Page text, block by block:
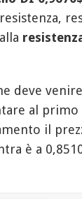
deve
al
il
è a